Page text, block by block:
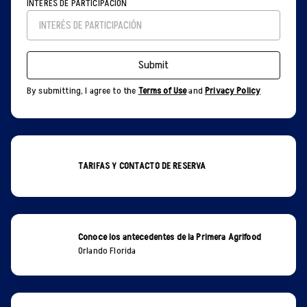
INTERÉS DE PARTICIPACIÓN
Submit
By submitting, I agree to the Terms of UseandPrivacy Policy
TARIFAS Y CONTACTO DE RESERVA
Conoce los antecedentes de la Primera Agrifood
Orlando Florida